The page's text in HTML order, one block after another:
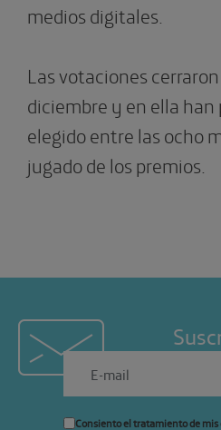
medios digitales.
Las votaciones
diciembre y en ella
elegido entre las ocho
jugado de los premios.
Consiento el tratamiento de